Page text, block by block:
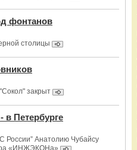
фонтанов
столицы
закрыт
в Петербурге
России” Анатолию Чубайсу
«ИНЖЭКОНа»